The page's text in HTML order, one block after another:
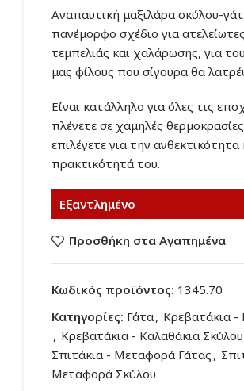
Αναπαυτική μαξιλάρα σκύλου-
πανέμορφο σχέδιο για
τεμπελιάς και χαλάρωσης, για
μας φίλους που σίγουρα θα
Είναι κατάλληλο για όλες τις
πλένετε σε χαμηλές θερμοκρασίες
επιλέγετε για την ανθεκτικότητα
πρακτικότητά του.
Εξαντλημένο
Προσθήκη στα Αγαπημένα
Κωδικός προϊόντος: 1345.70
Κατηγορίες: Γάτα, Κρεβατάκια -
, Κρεβατάκια - Καλαθάκια Σκύλου
Σπιτάκια - Μεταφορά Γάτας ,
Μεταφορά Σκύλου